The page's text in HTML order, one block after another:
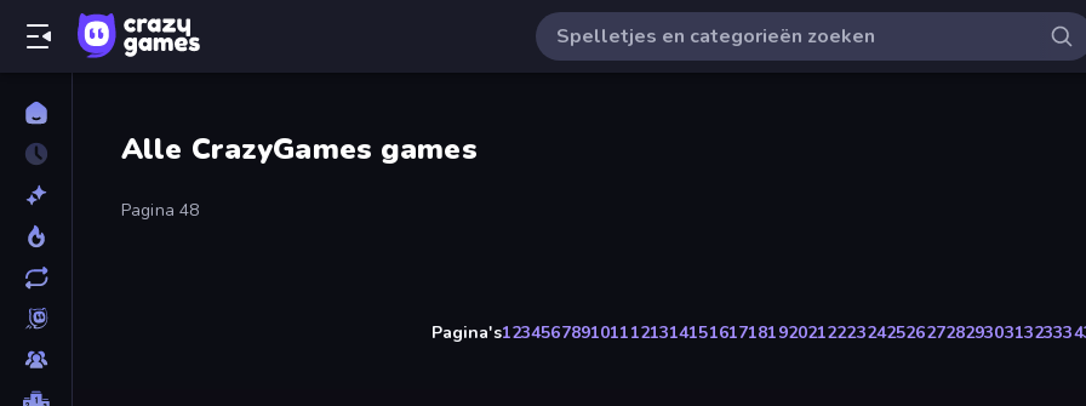
Alle CrazyGames games
Pagina 48
Pagina's12345678910111213141516171819202122232425262728293031323334